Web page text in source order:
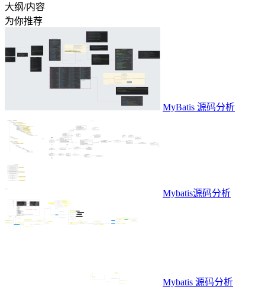
大纲/内容
为你推荐
MyBatis 源码分析
Mybatis源码分析
Mybatis 源码分析